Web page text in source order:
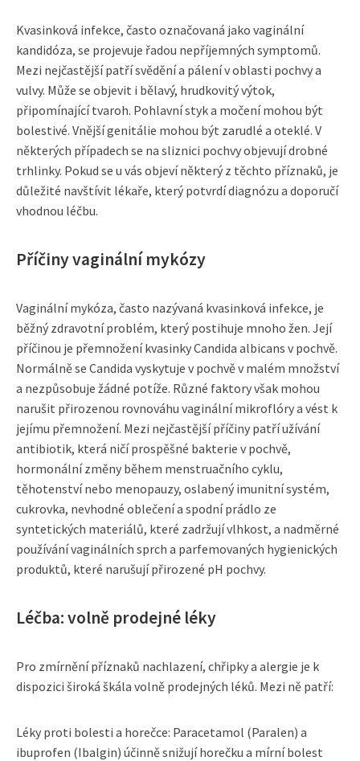
Kvasinková infekce, často označovaná jako vaginální
kandidóza, se projevuje řadou nepříjemných symptomů.
Mezi nejčastější patří svědění a pálení v oblasti pochvy a
vulvy. Může se objevit i bělavý, hrudkovitý výtok,
připomínající tvaroh. Pohlavní styk a močení mohou být
bolestivé. Vnější genitálie mohou být zarudlé a oteklé. V
některých případech se na sliznici pochvy objevují drobné
trhlinky. Pokud se u vás objeví některý z těchto příznaků, je
důležité navštívit lékaře, který potvrdí diagnózu a doporučí
vhodnou léčbu.
Příčiny vaginální mykózy
Vaginální mykóza, často nazývaná kvasinková infekce, je
běžný zdravotní problém, který postihuje mnoho žen. Její
příčinou je přemnožení kvasinky Candida albicans v pochvě.
Normálně se Candida vyskytuje v pochvě v malém množství
a nezpůsobuje žádné potíže. Různé faktory však mohou
narušit přirozenou rovnováhu vaginální mikroflóry a vést k
jejímu přemnožení. Mezi nejčastější příčiny patří užívání
antibiotik, která ničí prospěšné bakterie v pochvě,
hormonální změny během menstruačního cyklu,
těhotenství nebo menopauzy, oslabený imunitní systém,
cukrovka, nevhodné oblečení a spodní prádlo ze
syntetických materiálů, které zadržují vlhkost, a nadměrné
používání vaginálních sprch a parfemovaných hygienických
produktů, které narušují přirozené pH pochvy.
Léčba: volně prodejné léky
Pro zmírnění příznaků nachlazení, chřipky a alergie je k
dispozici široká škála volně prodejných léků. Mezi ně patří:
Léky proti bolesti a horečce: Paracetamol (Paralen) a
ibuprofen (Ibalgin) účinně snižují horečku a mírní bolest